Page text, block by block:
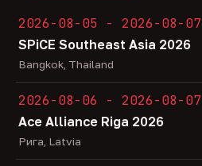
2026-08-05 - 2026-08-07
SPiCE Southeast Asia 2026
Bangkok, Thailand
2026-08-06 - 2026-08-07
Ace Alliance Riga 2026
Рига, Latvia